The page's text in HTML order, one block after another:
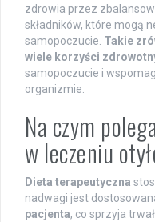
zdrowia przez
składników, które mogą
samopoczucie. Takie
wiele korzyści
samopoczucie i
organizmie.
Na czym
w leczeniu
Dieta terapeutyczna
nadwagi jest
pacjenta, co sprzyja